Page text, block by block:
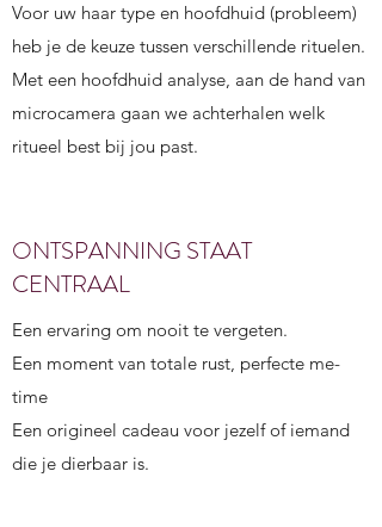
Voor uw haar type en hoofdhuid (probleem)
heb je de keuze tussen verschillende rituelen.
Met een hoofdhuid analyse, aan de hand van
microcamera gaan we achterhalen welk
ritueel best bij jou past.
ONTSPANNING STAAT
CENTRAAL
Een ervaring om nooit te vergeten.
Een moment van totale rust, perfecte me-
time
Een origineel cadeau voor jezelf of iemand
die je dierbaar is.